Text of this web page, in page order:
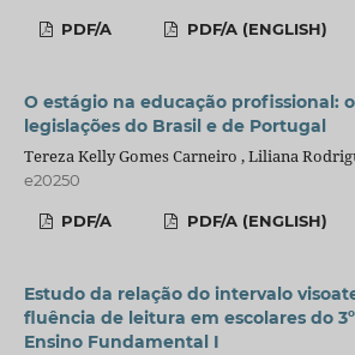
PDF/A PDF/A (ENGLISH)
O estágio na educação profissional:
legislações do Brasil e de Portugal
Tereza Kelly Gomes Carneiro , Liliana
e20250
PDF/A PDF/A (ENGLISH)
Estudo da relação do intervalo
fluência de leitura em escolares do
Ensino Fundamental I